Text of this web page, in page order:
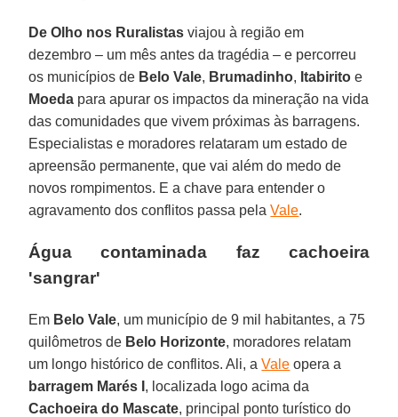
De Olho nos Ruralistas viajou à região em
dezembro – um mês antes da tragédia – e percorreu
os municípios de Belo Vale, Brumadinho, Itabirito e
Moeda para apurar os impactos da mineração na vida
das comunidades que vivem próximas às barragens.
Especialistas e moradores relataram um estado de
apreensão permanente, que vai além do medo de
novos rompimentos. E a chave para entender o
agravamento dos conflitos passa pelaVale.
Água contaminada faz cachoeira
'sangrar'
Em Belo Vale, um município de 9 mil habitantes, a 75
quilômetros de Belo Horizonte, moradores relatam
um longo histórico de conflitos. Ali, aVale opera a
barragem Marés I , localizada logo acima da
Cachoeira do Mascate, principal ponto turístico do